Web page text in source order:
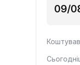
Коштував